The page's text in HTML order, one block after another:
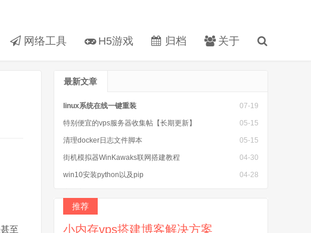
网络工具 H5游戏 归档 关于
至
最新文章
07-19
linux系统在线一键重装
05-15
特别便宜的vps服务器收集帖【长期更新】
05-15
清理docker日志文件脚本
04-30
街机模拟器WinKawaks联网搭建教程
04-28
win10安装python以及pip
推荐
小内存vps搭建博客解决方案